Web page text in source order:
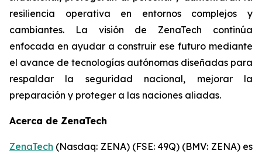
resiliencia operativa en entornos complejos y
cambiantes. La visión de ZenaTech continúa
enfocada en ayudar a construir ese futuro mediante
el avance de tecnologías autónomas diseñadas para
respaldar la seguridad nacional, mejorar la
preparación y proteger a las naciones aliadas.
Acerca de ZenaTech
ZenaTech (Nasdaq: ZENA) (FSE: 49Q) (BMV: ZENA) es